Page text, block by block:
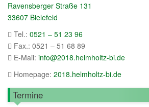
Ravensberger Straße 131
33607 Bielefeld
Tel.: 0521 – 51 23 96
Fax.: 0521 – 51 68 89
E-Mail: info@2018.helmholtz-bi.de
Homepage: 2018.helmholtz-bi.de
Termine